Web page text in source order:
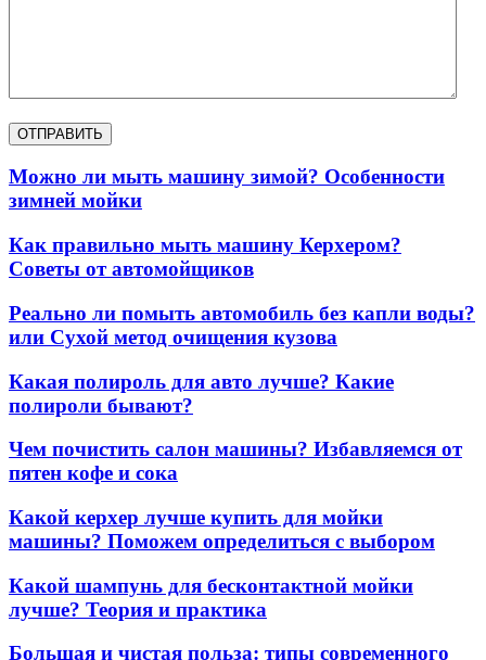
Можно ли мыть машину зимой? Особенности
зимней мойки
Как правильно мыть машину Керхером?
Советы от автомойщиков
Реально ли помыть автомобиль без капли воды?
или Сухой метод очищения кузова
Какая полироль для авто лучше? Какие
полироли бывают?
Чем почистить салон машины? Избавляемся от
пятен кофе и сока
Какой керхер лучше купить для мойки
машины? Поможем определиться с выбором
Какой шампунь для бесконтактной мойки
лучше? Теория и практика
Большая и чистая польза: типы современного